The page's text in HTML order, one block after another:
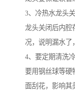
3、冷热水龙头
龙头关闭后内腔
况，说明漏水了
4、要定期清洗
要用钢丝球等硬
面刮花，影响其